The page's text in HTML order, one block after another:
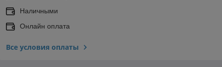
Наличными
Онлайн оплата
Все условия оплаты